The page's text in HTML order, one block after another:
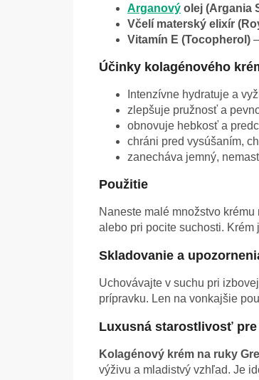
Arganový olej (Argania
Včelí materský elixír
Vitamín E (Tocopherol)
Účinky kolagénového
Intenzívne hydratuje a
zlepšuje pružnosť a
obnovuje hebkosť a
chráni pred vysúšaním,
zanecháva jemný,
Použitie
Naneste malé množstvo
alebo pri pocite suchosti.
Skladovanie a
Uchovávajte v suchu pri
prípravku. Len na vonkajšie
Luxusná starostlivosť
Kolagénový krém na ruky
výživu a mladistvý vzhľad. Je